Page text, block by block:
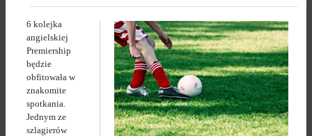
6 kolejka
angielskiej
Premiership
będzie
obfitowała w
znakomite
spotkania.
Jednym ze
szlagierów